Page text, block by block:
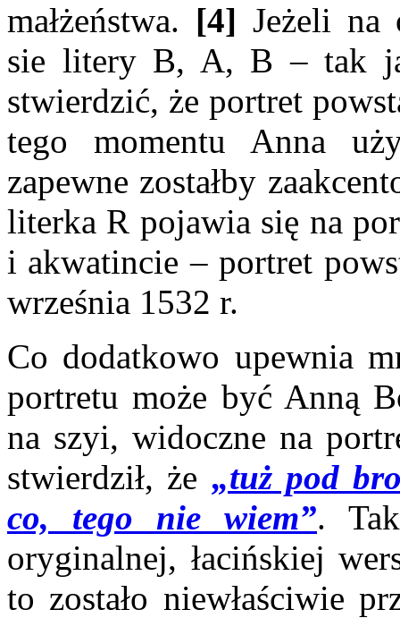
małżeństwa. [4] Jeżeli na
sie litery B, A, B – tak
stwierdzić, że portret
tego momentu Anna
zapewne zostałby
literka R pojawia się na
i akwatincie – portret
września 1532 r.
Co dodatkowo upewnia
portretu może być Anną
na szyi, widoczne na
stwierdził, że „tuż pod
co, tego nie wiem”.
oryginalnej, łacińskiej
to zostało niewłaściwie